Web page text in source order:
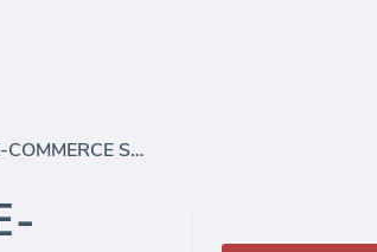
PAINEL DE VENDAS DO E-COMMERCE SUITE